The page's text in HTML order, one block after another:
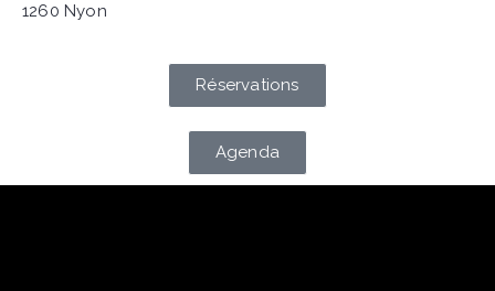
1260 Nyon
Réservations
Agenda